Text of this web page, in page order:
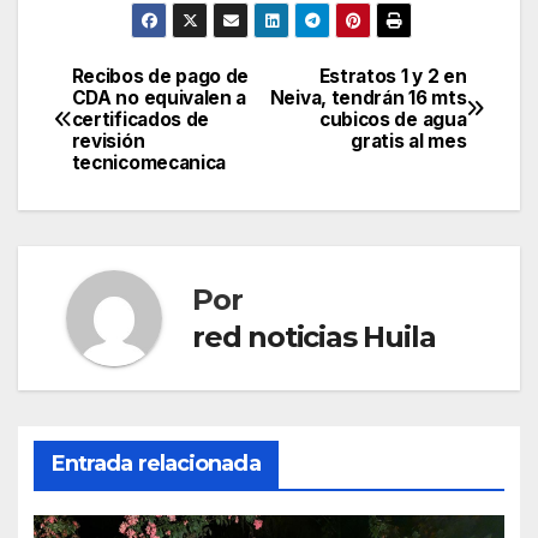
Navegación
de
Estratos 1 y 2 en
Neiva, tendrán 16 mts
cubicos de agua
gratis al mes
Recibos de pago de
CDA no equivalen a
certificados de
revisión
tecnicomecanica
Por
red noticias Huila
Entrada relacionada